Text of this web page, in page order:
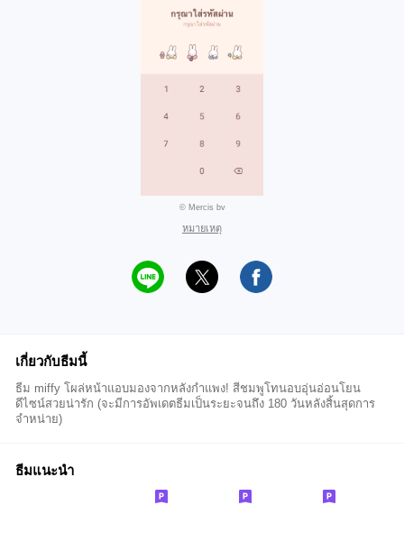
© Mercis bv
หมายเหตุ
เกี่ยวกับธีมนี้
ธีม miffy โผล่หน้าแอบมองจากหลังกำแพง! สีชมพูโทนอบอุ่นอ่อนโยน
ดีไซน์สวยน่ารัก (จะมีการอัพเดตธีมเป็นระยะจนถึง 180 วันหลังสิ้นสุดการ
จำหน่าย)
ธีมแนะนำ